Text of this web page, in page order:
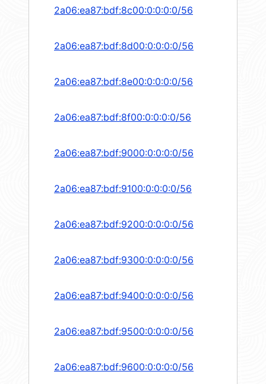
2a06:ea87:bdf:8c00:0:0:0:0/56
2a06:ea87:bdf:8d00:0:0:0:0/56
2a06:ea87:bdf:8e00:0:0:0:0/56
2a06:ea87:bdf:8f00:0:0:0:0/56
2a06:ea87:bdf:9000:0:0:0:0/56
2a06:ea87:bdf:9100:0:0:0:0/56
2a06:ea87:bdf:9200:0:0:0:0/56
2a06:ea87:bdf:9300:0:0:0:0/56
2a06:ea87:bdf:9400:0:0:0:0/56
2a06:ea87:bdf:9500:0:0:0:0/56
2a06:ea87:bdf:9600:0:0:0:0/56